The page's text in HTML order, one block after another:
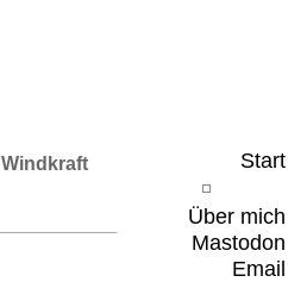
Start
Über mich
Mastodon
Email
Windkraft